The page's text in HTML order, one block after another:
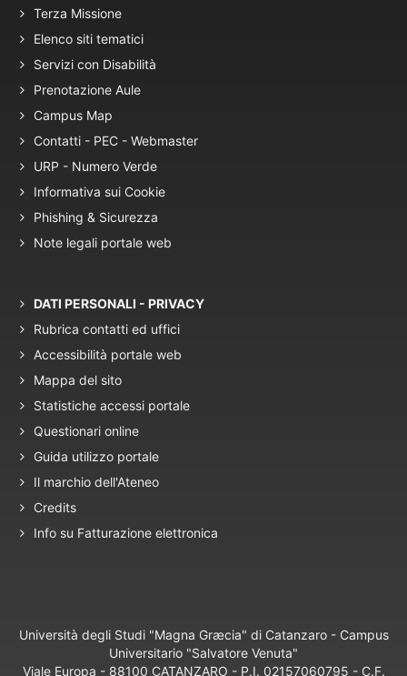
Terza Missione
Elenco siti tematici
Servizi con Disabilità
Prenotazione Aule
Campus Map
Contatti - PEC - Webmaster
URP - Numero Verde
Informativa sui Cookie
Phishing & Sicurezza
Note legali portale web
DATI PERSONALI - PRIVACY
Rubrica contatti ed uffici
Accessibilità portale web
Mappa del sito
Statistiche accessi portale
Questionari online
Guida utilizzo portale
Il marchio dell'Ateneo
Credits
Info su Fatturazione elettronica
Università degli Studi "Magna Græcia" di Catanzaro - Campus
Universitario "Salvatore Venuta"
Viale Europa - 88100 CATANZARO - P.I. 02157060795 - C.F.